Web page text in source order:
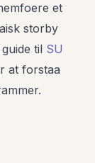
et
storby
til SU
at forstaa